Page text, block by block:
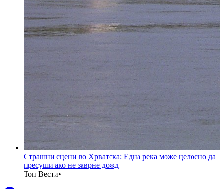
Страшни сцени во Хрватска: Една река може целосно да
пресуши ако не заврне дожд
Топ Вести•